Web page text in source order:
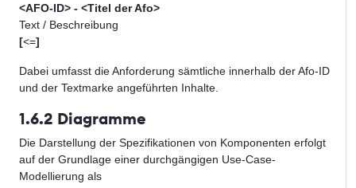
<AFO-ID> - <Titel der Afo>
Text / Beschreibung
[<=]
Dabei umfasst die Anforderung sämtliche innerhalb der Afo-ID
und der Textmarke angeführten Inhalte.
1.6.2 Diagramme
Die Darstellung der Spezifikationen von Komponenten erfolgt
auf der Grundlage einer durchgängigen Use-Case-
Modellierung als